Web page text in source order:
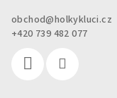
obchod@holkykluci.cz
+420 739 482 077